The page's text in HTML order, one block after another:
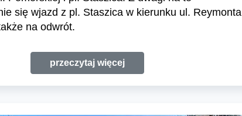
się wjazd z pl. Staszica w kierunku ul. Reymonta
na odwrót.
przeczytaj więcej